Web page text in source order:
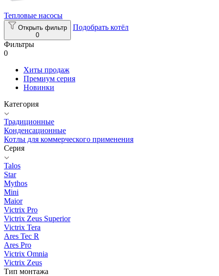
Тепловые насосы
Открыть фильтр
0
Подобрать котёл
Фильтры
0
Хиты продаж
Премиум серия
Новинки
Категория
Традиционные
Конденсационные
Котлы для коммерческого применения
Серия
Talos
Star
Mythos
Mini
Maior
Victrix Pro
Victrix Zeus Superior
Victrix Tera
Ares Tec R
Ares Pro
Victrix Omnia
Victrix Zeus
Тип монтажа